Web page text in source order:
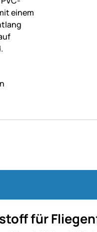
für